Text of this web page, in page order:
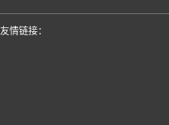
友情链接：